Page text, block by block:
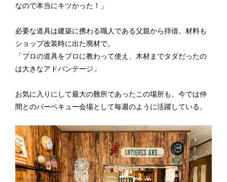
なので本当にキツかった！」
必要な道具は建築に携わる職人である父親から拝借。材料も
ショップ改装時に出た廃材で。
「プロの道具をプロに教わって使え、木材までタダだったの
は大きなアドバンテージ」
お気に入りにして最大の難所であったこの場所も、今では仲
間とのバーベキュー会場として毎週のように活躍している。